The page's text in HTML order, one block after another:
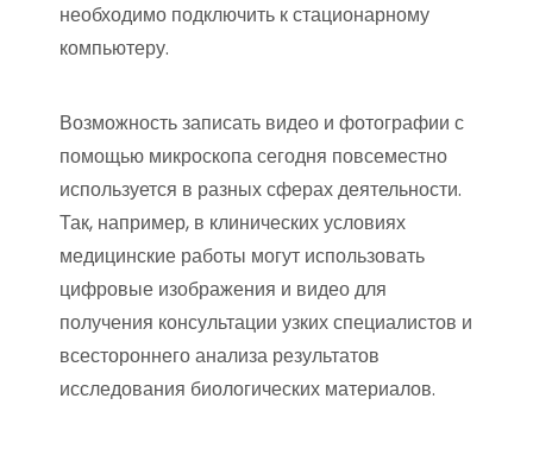
необходимо подключить к стационарному
компьютеру.
Возможность записать видео и фотографии с
помощью микроскопа сегодня повсеместно
используется в разных сферах деятельности.
Так, например, в клинических условиях
медицинские работы могут использовать
цифровые изображения и видео для
получения консультации узких специалистов и
всестороннего анализа результатов
исследования биологических материалов.